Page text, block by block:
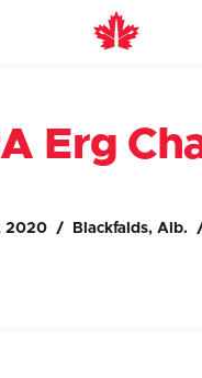
Erg
2020 Blackfalds, Alb.